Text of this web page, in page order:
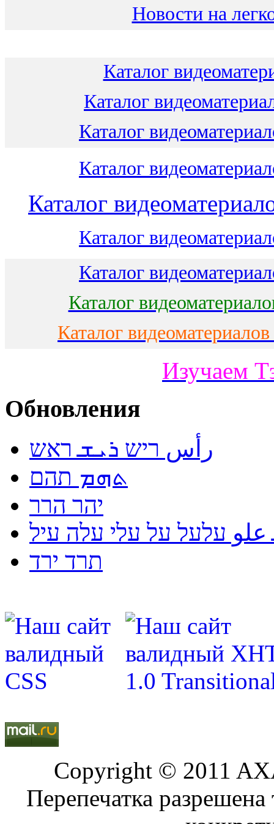
Новости на
Каталог
Каталог
Каталог
Каталог
Каталог
Каталог
Каталог
Каталог
Каталог
Изучаем
Обновления
رأس ריש ܪܝܫ ראש
ܬܗܡ תהם
יהר הרר
עלעל על עלי עלה עיל
תרד ירד
Copyright © 2011
Перепечатка